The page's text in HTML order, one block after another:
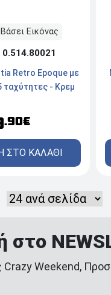
Εικόνας
Retro Epoque με
ταχύτητες - Κρεμ
.90€
ΣΤΟ ΚΑΛΑΘΙ
στο
Crazy Weekend,